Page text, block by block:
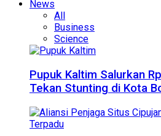
News
All
Business
Science
Pupuk Kaltim Salurkan
Tekan Stunting di Kota